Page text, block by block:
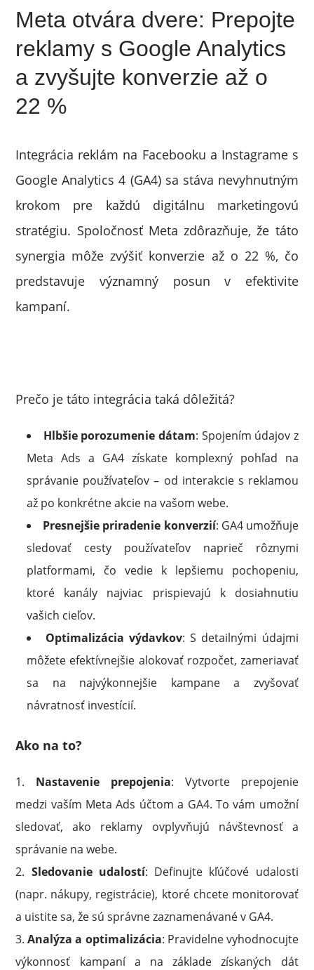
Meta otvára dvere: Prepojte
reklamy s Google Analytics
a zvyšujte konverzie až o
22 %
Integrácia reklám na Facebooku a Instagrame s
Google Analytics 4 (GA4) sa stáva nevyhnutným
krokom pre každú digitálnu marketingovú
stratégiu. Spoločnosť Meta zdôrazňuje, že táto
synergia môže zvýšiť konverzie až o 22 %, čo
predstavuje významný posun v efektivite
kampaní.
Prečo je táto integrácia taká dôležitá?
Hlbšie porozumenie dátam: Spojením údajov z
Meta Ads a GA4 získate komplexný pohľad na
správanie používateľov – od interakcie s reklamou
až po konkrétne akcie na vašom webe.
Presnejšie priradenie konverzií: GA4 umožňuje
sledovať cesty používateľov naprieč rôznymi
platformami, čo vedie k lepšiemu pochopeniu,
ktoré kanály najviac prispievajú k dosiahnutiu
vašich cieľov.
Optimalizácia výdavkov: S detailnými údajmi
môžete efektívnejšie alokovať rozpočet, zameriavať
sa na najvýkonnejšie kampane a zvyšovať
návratnosť investícií.
Ako na to?
Nastavenie prepojenia: Vytvorte prepojenie
medzi vaším Meta Ads účtom a GA4. To vám umožní
sledovať, ako reklamy ovplyvňujú návštevnosť a
správanie na webe.
Sledovanie udalostí: Definujte kľúčové udalosti
(napr. nákupy, registrácie), ktoré chcete monitorovať
a uistite sa, že sú správne zaznamenávané v GA4.
Analýza a optimalizácia: Pravidelne vyhodnocujte
výkonnosť kampaní a na základe získaných dát